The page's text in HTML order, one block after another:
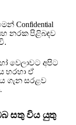
Confidential
නරක පිළිබඳව
වෙලාවට අපිට
හරහා ඒ
ගැන සරළව
සතු විය යුතු